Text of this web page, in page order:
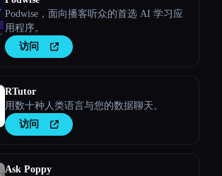
Podwise，面向播客听众的首选 AI 学习应
用程序。
访问
RTutor
用数十种人类语言与您的数据聊天。
访问
Ask Poppy